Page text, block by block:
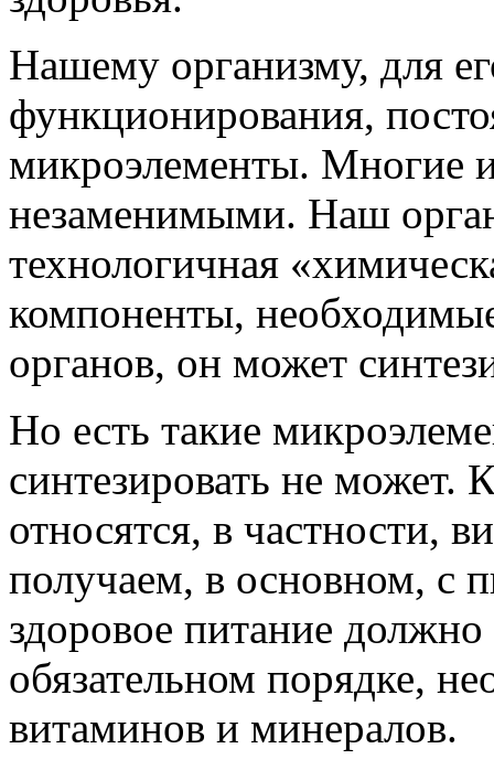
Нашему организму, для
функционирования,
микроэлементы. Многие
незаменимыми. Наш
технологичная
компоненты,
органов, он может
Но есть такие
синтезировать не может.
относятся, в частности,
получаем, в основном, с
здоровое питание должно
обязательном порядке,
витаминов и минералов.